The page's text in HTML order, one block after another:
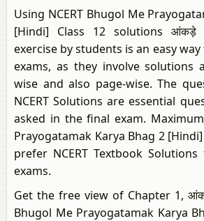
Using NCERT Bhugol Me
[Hindi] Class 12 solutions
exercise by students is an easy
exams, as they involve solutions
wise and also page-wise. The
NCERT Solutions are essential
asked in the final exam.
Prayogatamak Karya Bhag 2
prefer NCERT Textbook
exams.
Get the free view of Chapter 1,
Bhugol Me Prayogatamak Karya